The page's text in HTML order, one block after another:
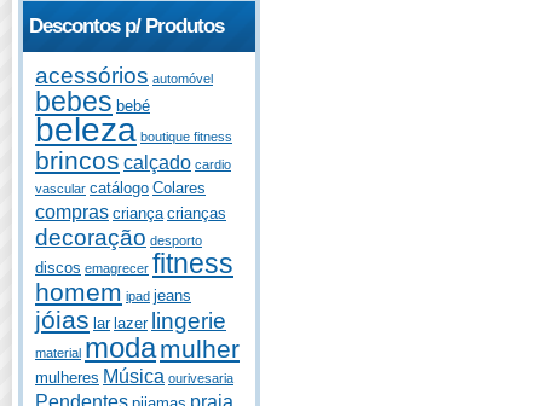
Descontos p/ Produtos
acessórios automóvel
bebes bebé
beleza boutique fitness
brincos calçado cardio
vascular catálogo Colares
compras criança crianças
decoração desporto
discos emagrecer fitness
homem ipad jeans
jóias lar lazer lingerie
material modamulher
mulheres Música ourivesaria
Pendentes praia